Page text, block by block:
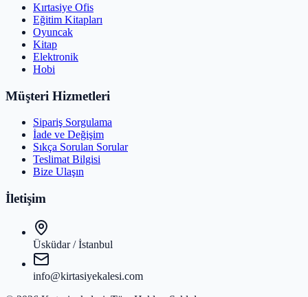
Kırtasiye Ofis
Eğitim Kitapları
Oyuncak
Kitap
Elektronik
Hobi
Müşteri Hizmetleri
Sipariş Sorgulama
İade ve Değişim
Sıkça Sorulan Sorular
Teslimat Bilgisi
Bize Ulaşın
İletişim
Üsküdar / İstanbul
info@kirtasiyekalesi.com